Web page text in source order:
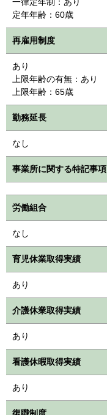
定年年齢：60歳
再雇用制度
あり
上限年齢の有無：あり
上限年齢：65歳
勤務延長
なし
事業所に関する特記事項
労働組合
なし
育児休業取得実績
あり
介護休業取得実績
あり
看護休暇取得実績
あり